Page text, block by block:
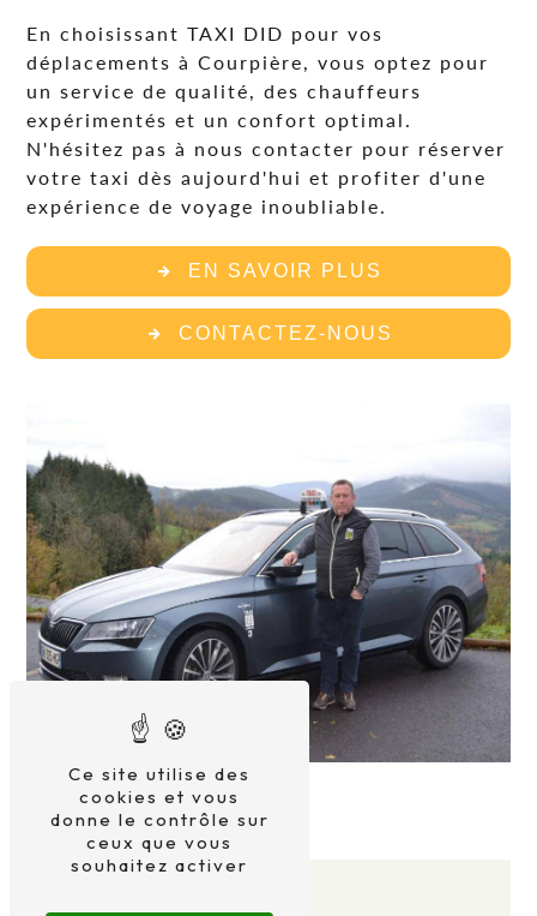
En choisissant TAXI DID pour vos
déplacements à Courpière, vous optez pour
un service de qualité, des chauffeurs
expérimentés et un confort optimal.
N'hésitez pas à nous contacter pour réserver
votre taxi dès aujourd'hui et profiter d'une
expérience de voyage inoubliable.
EN SAVOIR PLUS
CONTACTEZ-NOUS
Ce site utilise des
cookies et vous
donne le contrôle sur
ceux que vous
souhaitez activer